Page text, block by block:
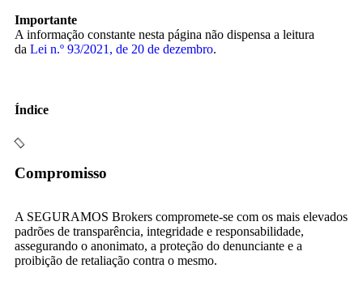
Importante
A informação constante nesta página não dispensa a leitura
da Lei n.º 93/2021, de 20 de dezembro.
Índice
Compromisso
A SEGURAMOS Brokers compromete-se com os mais elevados
padrões de transparência, integridade e responsabilidade,
assegurando o anonimato, a proteção do denunciante e a
proibição de retaliação contra o mesmo.